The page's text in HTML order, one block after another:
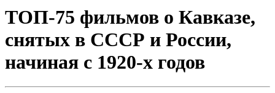
ТОП-75 фильмов о Кавказе,
снятых в СССР и России,
начиная с 1920-х годов